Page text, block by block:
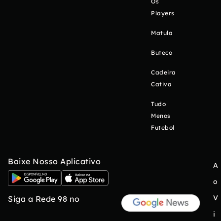
Players
Matula
Buteco
Cadeira
Cativa
Tudo
Menos
Futebol
Baixe Nosso Aplicativo
Siga a Rede 98 no
A
o
V
i